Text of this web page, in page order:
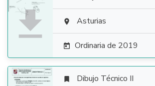
  Asturias
 Ordinaria de 2019
 Dibujo Técnico II